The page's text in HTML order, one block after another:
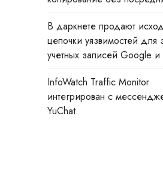
В даркнете продают
цепочки уязвимостей для
учетных записей Google и
InfoWatch Traffic Monitor
интегрирован с
YuChat